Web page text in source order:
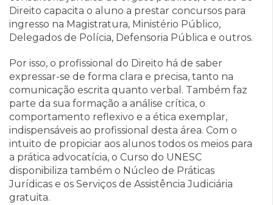
Direito capacita o aluno a prestar concursos para
ingresso na Magistratura, Ministério Público,
Delegados de Polícia, Defensoria Pública e outros.
Por isso, o profissional do Direito há de saber
expressar-se de forma clara e precisa, tanto na
comunicação escrita quanto verbal. Também faz
parte da sua formação a análise crítica, o
comportamento reflexivo e a ética exemplar,
indispensáveis ao profissional desta área. Com o
intuito de propiciar aos alunos todos os meios para
a prática advocatícia, o Curso do UNESC
disponibiliza também o Núcleo de Práticas
Jurídicas e os Serviços de Assistência Judiciária
gratuita.